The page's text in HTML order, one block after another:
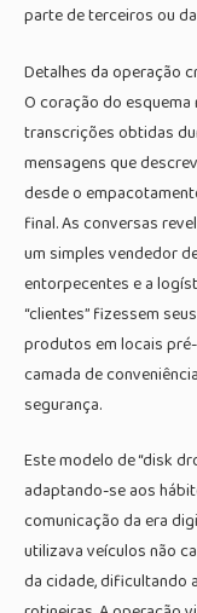
parte de terceiros ou
Detalhes da operação
O coração do
transcrições obtidas
mensagens que
desde o
final. As conversas
um simples vendedor
entorpecentes e a
“clientes” fizessem
produtos em locais
camada de
segurança.
Este modelo de “disk
adaptando-se aos
comunicação da era
utilizava veículos não
da cidade, dificultando